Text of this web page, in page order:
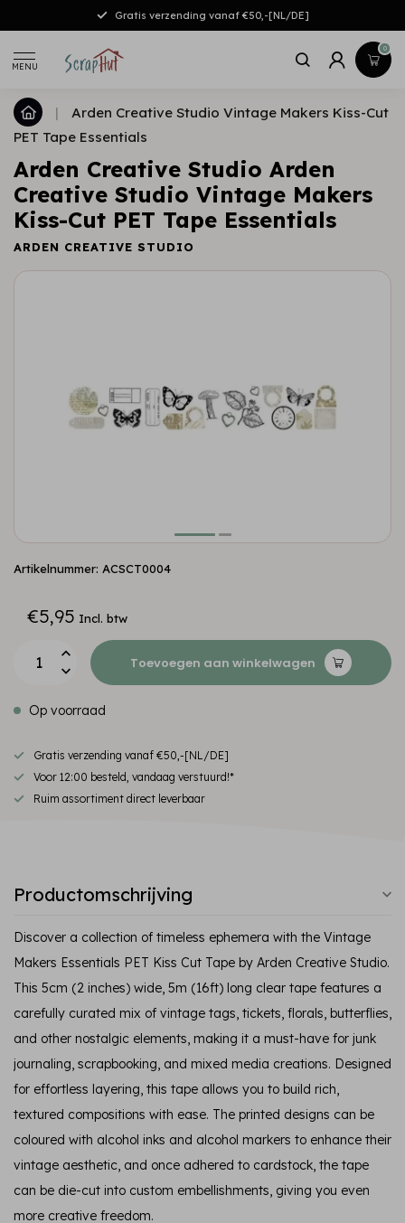
Gratis verzending vanaf €50,-[NL/DE]
MENU
0
|
Arden Creative Studio Vintage Makers Kiss-Cut
PET Tape Essentials
Arden Creative Studio Arden
Creative Studio Vintage Makers
Kiss-Cut PET Tape Essentials
ARDEN CREATIVE STUDIO
Artikelnummer: ACSCT0004
€5,95 Incl. btw
Toevoegen aan winkelwagen
Op voorraad
Gratis verzending vanaf €50,-[NL/DE]
Voor 12:00 besteld, vandaag verstuurd!*
Ruim assortiment direct leverbaar
Productomschrijving
Discover a collection of timeless ephemera with the Vintage
Makers Essentials PET Kiss Cut Tape by Arden Creative Studio.
This 5cm (2 inches) wide, 5m (16ft) long clear tape features a
carefully curated mix of vintage tags, tickets, florals, butterflies,
and other nostalgic elements, making it a must-have for junk
journaling, scrapbooking, and mixed media creations. Designed
for effortless layering, this tape allows you to build rich,
textured compositions with ease. The printed designs can be
coloured with alcohol inks and alcohol markers to enhance their
vintage aesthetic, and once adhered to cardstock, the tape
can be die-cut into custom embellishments, giving you even
more creative freedom.